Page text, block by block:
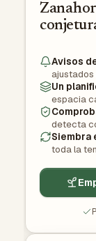
Avisos
Un
espacia
detecta
Siembra
toda la